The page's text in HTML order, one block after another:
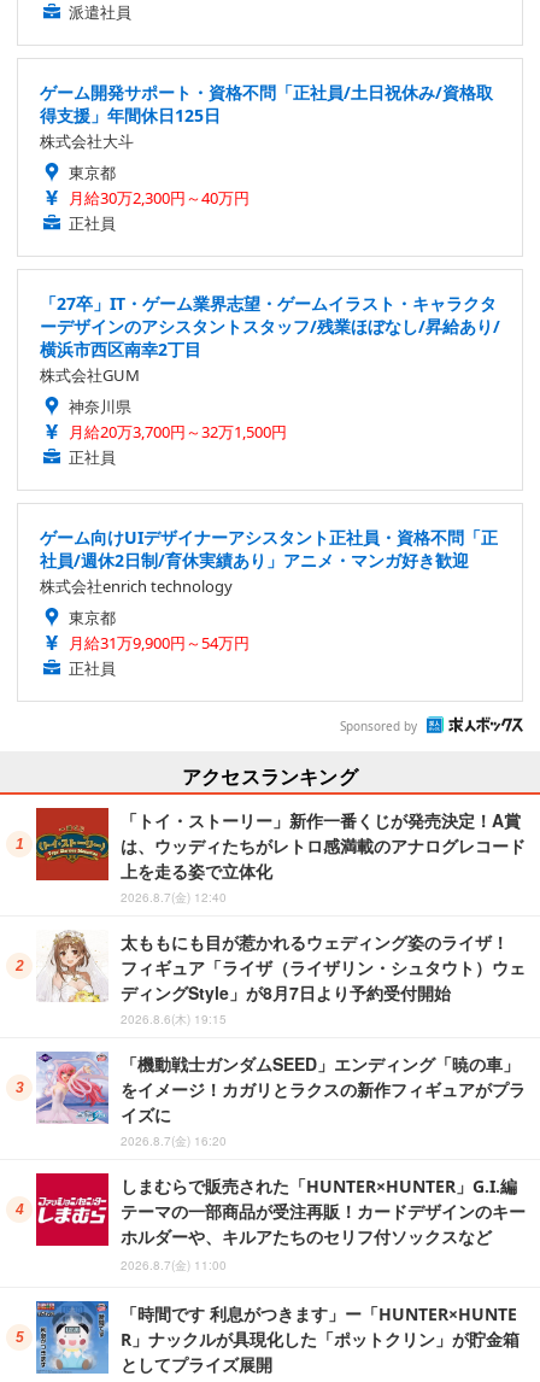
派遣社員
ゲーム開発サポート・資格不問「正社員/土日祝休み/資格取
得支援」年間休日125日
株式会社大斗
東京都
月給30万2,300円～40万円
正社員
「27卒」IT・ゲーム業界志望・ゲームイラスト・キャラクタ
ーデザインのアシスタントスタッフ/残業ほぼなし/昇給あり/
横浜市西区南幸2丁目
株式会社GUM
神奈川県
月給20万3,700円～32万1,500円
正社員
ゲーム向けUIデザイナーアシスタント正社員・資格不問「正
社員/週休2日制/育休実績あり」アニメ・マンガ好き歓迎
株式会社enrich technology
東京都
月給31万9,900円～54万円
正社員
Sponsored by
アクセスランキング
「トイ・ストーリー」新作一番くじが発売決定！A賞
は、ウッディたちがレトロ感満載のアナログレコード
上を走る姿で立体化
2026.8.7(金) 12:40
太ももにも目が惹かれるウェディング姿のライザ！
フィギュア「ライザ（ライザリン・シュタウト）ウェ
ディングStyle」が8月7日より予約受付開始
2026.8.6(木) 19:15
「機動戦士ガンダムSEED」エンディング「暁の車」
をイメージ！カガリとラクスの新作フィギュアがプラ
イズに
2026.8.7(金) 16:20
しまむらで販売された「HUNTER×HUNTER」G.I.編
テーマの一部商品が受注再販！カードデザインのキー
ホルダーや、キルアたちのセリフ付ソックスなど
2026.8.7(金) 11:00
「時間です 利息がつきます」ー「HUNTER×HUNTE
R」ナックルが具現化した「ポットクリン」が貯金箱
としてプライズ展開